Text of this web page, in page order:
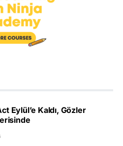
Eylül’e Kaldı, Gözler